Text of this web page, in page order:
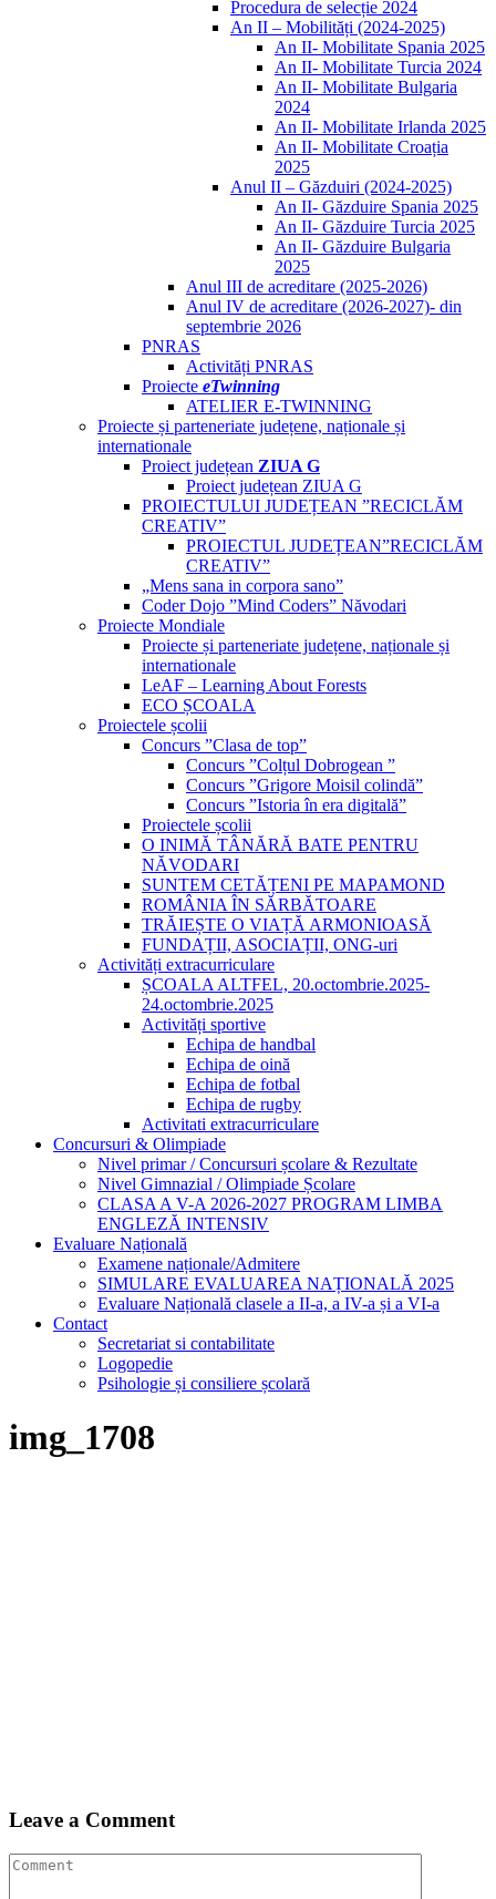
Procedura de selecție 2024
An II – Mobilități (2024-2025)
An II- Mobilitate Spania 2025
An II- Mobilitate Turcia 2024
An II- Mobilitate Bulgaria
2024
An II- Mobilitate Irlanda 2025
An II- Mobilitate Croația
2025
Anul II – Găzduiri (2024-2025)
An II- Găzduire Spania 2025
An II- Găzduire Turcia 2025
An II- Găzduire Bulgaria
2025
Anul III de acreditare (2025-2026)
Anul IV de acreditare (2026-2027)- din
septembrie 2026
PNRAS
Activități PNRAS
Proiecte eTwinning
ATELIER E-TWINNING
Proiecte și parteneriate județene, naționale și
internationale
Proiect județean ZIUA G
Proiect județean ZIUA G
PROIECTULUI JUDEȚEAN ”RECICLĂM
CREATIV”
PROIECTUL JUDEȚEAN”RECICLĂM
CREATIV”
„Mens sana in corpora sano”
Coder Dojo ”Mind Coders” Năvodari
Proiecte Mondiale
Proiecte și parteneriate județene, naționale și
internationale
LeAF – Learning About Forests
ECO ȘCOALA
Proiectele școlii
Concurs ”Clasa de top”
Concurs ”Colțul Dobrogean ”
Concurs ”Grigore Moisil colindă”
Concurs ”Istoria în era digitală”
Proiectele școlii
O INIMĂ TÂNĂRĂ BATE PENTRU
NĂVODARI
SUNTEM CETĂȚENI PE MAPAMOND
ROMÂNIA ÎN SĂRBĂTOARE
TRĂIEȘTE O VIAȚĂ ARMONIOASĂ
FUNDAȚII, ASOCIAȚII, ONG-uri
Activități extracurriculare
ȘCOALA ALTFEL, 20.octombrie.2025-
24.octombrie.2025
Activități sportive
Echipa de handbal
Echipa de oină
Echipa de fotbal
Echipa de rugby
Activitati extracurriculare
Concursuri & Olimpiade
Nivel primar / Concursuri școlare & Rezultate
Nivel Gimnazial / Olimpiade Școlare
CLASA A V-A 2026-2027 PROGRAM LIMBA
ENGLEZĂ INTENSIV
Evaluare Națională
Examene naționale/Admitere
SIMULARE EVALUAREA NAȚIONALĂ 2025
Evaluare Națională clasele a II-a, a IV-a și a VI-a
Contact
Secretariat si contabilitate
Logopedie
Psihologie și consiliere școlară
img_1708
Leave a Comment